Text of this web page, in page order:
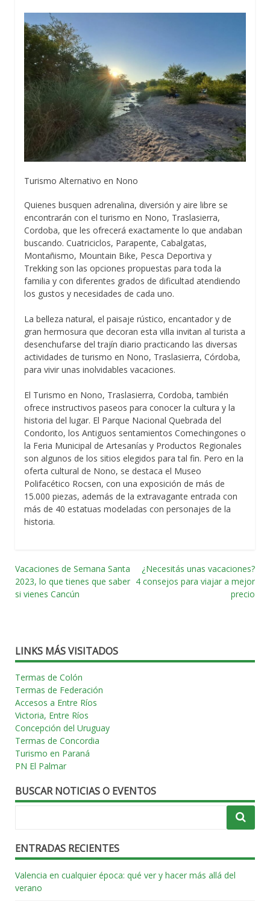
Turismo Alternativo en Nono
Quienes busquen adrenalina, diversión y aire libre se
encontrarán con el turismo en Nono, Traslasierra,
Cordoba, que les ofrecerá exactamente lo que andaban
buscando. Cuatriciclos, Parapente, Cabalgatas,
Montañismo, Mountain Bike, Pesca Deportiva y
Trekking son las opciones propuestas para toda la
familia y con diferentes grados de dificultad atendiendo
los gustos y necesidades de cada uno.
La belleza natural, el paisaje rústico, encantador y de
gran hermosura que decoran esta villa invitan al turista a
desenchufarse del trajín diario practicando las diversas
actividades de turismo en Nono, Traslasierra, Córdoba,
para vivir unas inolvidables vacaciones.
El Turismo en Nono, Traslasierra, Cordoba, también
ofrece instructivos paseos para conocer la cultura y la
historia del lugar. El Parque Nacional Quebrada del
Condorito, los Antiguos sentamientos Comechingones o
la Feria Municipal de Artesanías y Productos Regionales
son algunos de los sitios elegidos para tal fin. Pero en la
oferta cultural de Nono, se destaca el Museo
Polifacético Rocsen, con una exposición de más de
15.000 piezas, además de la extravagante entrada con
más de 40 estatuas modeladas con personajes de la
historia.
Navegación
por
Vacaciones de Semana Santa
2023, lo que tienes que saber
si vienes Cancún
¿Necesitás unas vacaciones?
4 consejos para viajar a mejor
precio
LINKS MÁS VISITADOS
Termas de Colón
Termas de Federación
Accesos a Entre Ríos
Victoria, Entre Ríos
Concepción del Uruguay
Termas de Concordia
Turismo en Paraná
PN El Palmar
BUSCAR NOTICIAS O EVENTOS
ENTRADAS RECIENTES
Valencia en cualquier época: qué ver y hacer más allá del
verano